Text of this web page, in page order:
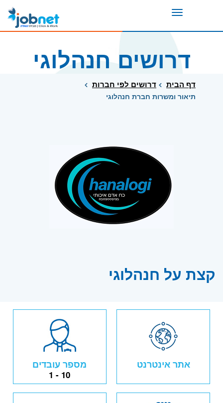
Toggle
דרושים חנהלוגי
דף הבית דרושים לפי חברות
תיאור ומשרות חברת חנהלוגי
קצת על חנהלוגי
אתר אינטרנט מספר עובדים
1 - 10